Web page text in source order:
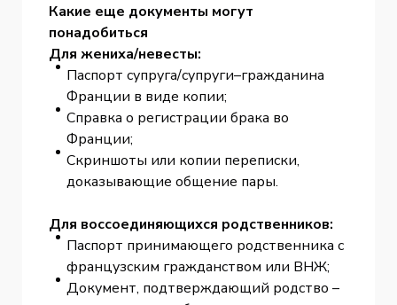
Какие еще документы могут
понадобиться
Для жениха/невесты:
Паспорт супруга/супруги–гражданина
Франции в виде копии;
Справка о регистрации брака во
Франции;
Скриншоты или копии переписки,
доказывающие общение пары.
Для воссоединяющихся родственников:
Паспорт принимающего родственника с
французским гражданством или ВНЖ;
Документ, подтверждающий родство –